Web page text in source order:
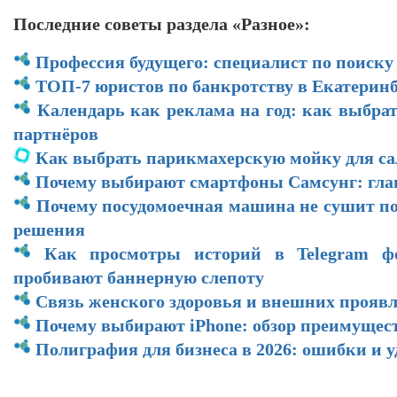
Последние советы раздела «Разное»:
Профессия будущего: специалист по
ТОП-7 юристов по банкротству в
Календарь как реклама на год: как
партнёров
Как выбрать парикмахерскую мойку для
Почему выбирают смартфоны Самсунг:
Почему посудомоечная машина не сушит
решения
Как просмотры историй в Telegram
пробивают баннерную слепоту
Связь женского здоровья и внешних
Почему выбирают iPhone: обзор
Полиграфия для бизнеса в 2026: ошибки и